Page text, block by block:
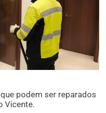
podem ser reparados
Vicente.